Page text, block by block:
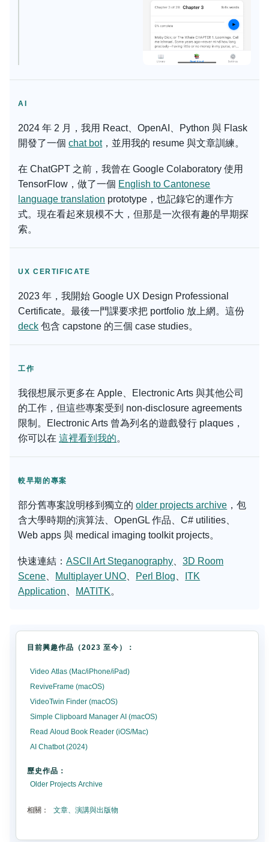
AI
2024 年 2 月，我用 React、OpenAI、Python 與 Flask
開發了一個chat bot，並用我的 resume 與文章訓練。
在 ChatGPT 之前，我曾在 Google Colaboratory 使用
TensorFlow，做了一個 English to Cantonese
language translation prototype，也記錄它的運作方
式。現在看起來規模不大，但那是一次很有趣的早期探
索。
UX CERTIFICATE
2023 年，我開始 Google UX Design Professional
Certificate。最後一門課要求把 portfolio 放上網。這份
deck 包含 capstone 的三個 case studies。
工作
我很想展示更多在 Apple、Electronic Arts 與其他公司
的工作，但這些專案受到 non-disclosure agreements
限制。Electronic Arts 曾為列名的遊戲發行 plaques，
你可以在這裡看到我的。
較早期的專案
部分舊專案說明移到獨立的older projects archive ，包
含大學時期的演算法、OpenGL 作品、C# utilities、
Web apps 與 medical imaging toolkit projects。
快速連結：ASCII Art Steganography 、3D Room
Scene
Multiplayer UNO Perl Blog
ITK
Application
MATITK。
目前興趣作品（2023 至今）：
Video Atlas (Mac/iPhone/iPad)
ReviveFrame (macOS)
VideoTwin Finder (macOS)
Simple Clipboard Manager AI (macOS)
Read Aloud Book Reader (iOS/Mac)
AI Chatbot (2024)
歷史作品：
Older Projects Archive
相關： 文章、演講與出版物